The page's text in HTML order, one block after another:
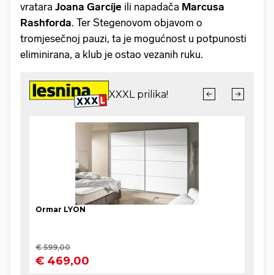
vratara Joana Garcíje ili napadača Marcusa
Rashforda. Ter Stegenovom objavom o
tromjesečnoj pauzi, ta je mogućnost u potpunosti
eliminirana, a klub je ostao vezanih ruku.